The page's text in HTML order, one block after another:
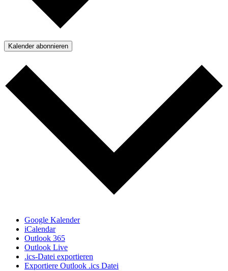
Kalender abonnieren
Google Kalender
iCalendar
Outlook 365
Outlook Live
.ics-Datei exportieren
Exportiere Outlook .ics Datei